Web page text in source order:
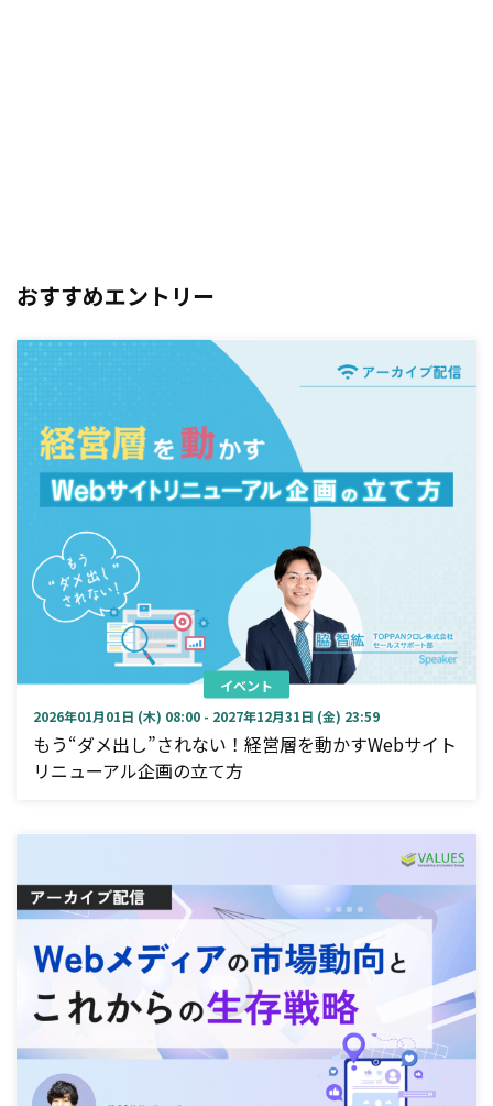
おすすめエントリー
イベント
2026年01月01日 (木) 08:00 - 2027年12月31日 (金) 23:59
もう“ダメ出し”されない！経営層を動かすWebサイト
リニューアル企画の立て方